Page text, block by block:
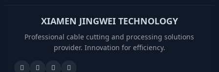
XIAMEN JINGWEI TECHNOLOGY
Professional cable cutting and processing solutions
provider. Innovation for efficiency.